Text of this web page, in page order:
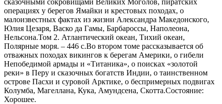
операциях у берегов Ямайки и крестовых походах, о
малоизвестных фактах из жизни Александра Македонского,
Юлия Цезаря, Васко да Гамы, Барбароссы, Наполеона,
Нельсона.Том 2. Атлантический океан, Тихий океан,
Полярные моря. – 446 с.Во втором томе рассказывается об
отважных походах викингов к берегам Америки, о гибели
Непобедимой армады и «Титаника», о поисках «золотой
реки» в Перу и сказочных богатств Индии, о таинственном
острове Пасхи и суровой Арктике, о беспримерных подвигах
Колумба, Магеллана, Кука, Амундсена, Скотта.Состояние:
Хорошее.